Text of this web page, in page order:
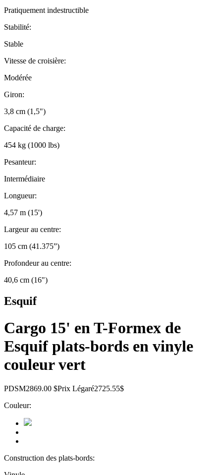
Pratiquement indestructible
Stabilité:
Stable
Vitesse de croisière:
Modérée
Giron:
3,8 cm (1,5")
Capacité de charge:
454 kg (1000 lbs)
Pesanteur:
Intermédiaire
Longueur:
4,57 m (15')
Largeur au centre:
105 cm (41.375”)
Profondeur au centre:
40,6 cm (16")
Esquif
Cargo 15' en T-Formex de
Esquif plats-bords en vinyle
couleur vert
PDSM2869.00 $Prix Légaré2725.55$
Couleur:
Construction des plats-bords: